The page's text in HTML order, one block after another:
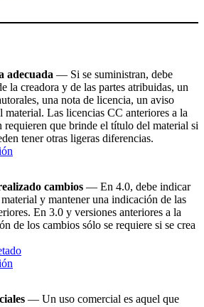
adecuada — Si se suministran, debe
la creadora y de las partes atribuidas, un
una nota de licencia, un aviso
material. Las licencias CC anteriores a la
requieren que brinde el título del material si
tener otras ligeras diferencias.
cambios — En 4.0, debe indicar
y mantener una indicación de las
En 3.0 y versiones anteriores a la
de los cambios sólo se requiere si se crea
— Un uso comercial es aquel que